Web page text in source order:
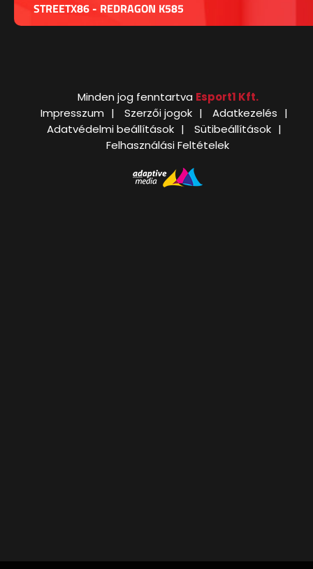
STREETX86 - REDRAGON K585
Minden jog fenntartva Esport1 Kft.
Impresszum
Szerzői jogok
Adatkezelés
Adatvédelmi beállítások
Sütibeállítások
Felhasználási Feltételek